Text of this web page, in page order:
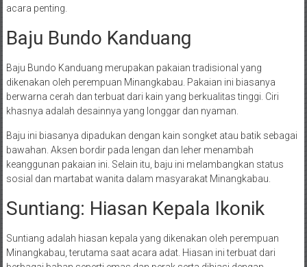
acara penting.
Baju Bundo Kanduang
Baju Bundo Kanduang merupakan pakaian tradisional yang
dikenakan oleh perempuan Minangkabau. Pakaian ini biasanya
berwarna cerah dan terbuat dari kain yang berkualitas tinggi. Ciri
khasnya adalah desainnya yang longgar dan nyaman.
Baju ini biasanya dipadukan dengan kain songket atau batik sebagai
bawahan. Aksen bordir pada lengan dan leher menambah
keanggunan pakaian ini. Selain itu, baju ini melambangkan status
sosial dan martabat wanita dalam masyarakat Minangkabau.
Suntiang: Hiasan Kepala Ikonik
Suntiang adalah hiasan kepala yang dikenakan oleh perempuan
Minangkabau, terutama saat acara adat. Hiasan ini terbuat dari